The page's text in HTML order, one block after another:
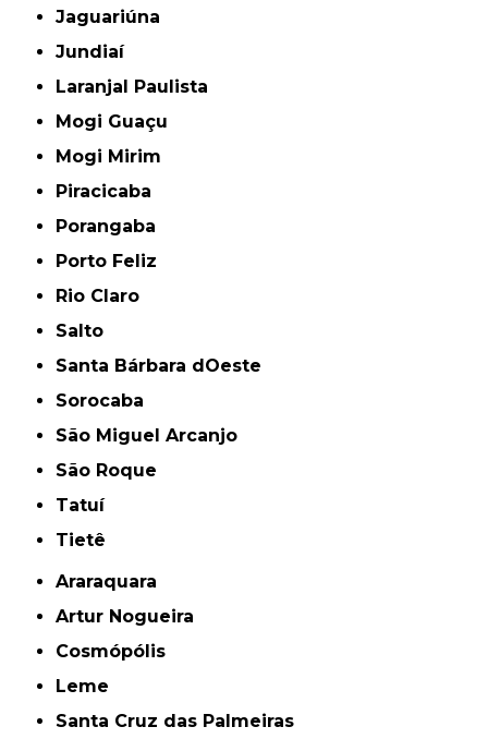
Jaguariúna
Jundiaí
Laranjal Paulista
Mogi Guaçu
Mogi Mirim
Piracicaba
Porangaba
Porto Feliz
Rio Claro
Salto
Santa Bárbara dOeste
Sorocaba
São Miguel Arcanjo
São Roque
Tatuí
Tietê
Araraquara
Artur Nogueira
Cosmópólis
Leme
Santa Cruz das Palmeiras